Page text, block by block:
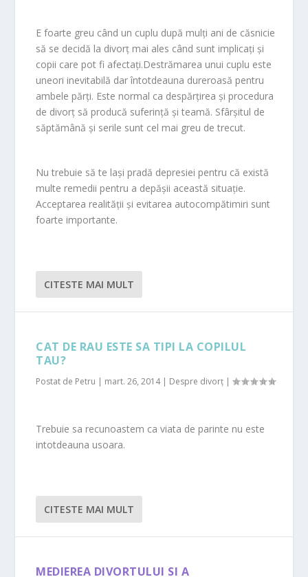
E foarte greu când un cuplu după mulţi ani de căsnicie
să se decidă la divorţ mai ales când sunt implicaţi şi
copii care pot fi afectaţi.Destrămarea unui cuplu este
uneori inevitabilă dar întotdeauna dureroasă pentru
ambele părţi. Este normal ca despărţirea şi procedura
de divorţ să producă suferinţă şi teamă. Sfârşitul de
săptămână şi serile sunt cel mai greu de trecut.
Nu trebuie să te laşi pradă depresiei pentru că există
multe remedii pentru a depăşii această situaţie.
Acceptarea realităţii şi evitarea autocompătimiri sunt
foarte importante.
CITESTE MAI MULT
CAT DE RAU ESTE SA TIPI LA COPILUL
TAU?
Postat de Petru | mart. 26, 2014| Despre divorț |
Trebuie sa recunoastem ca viata de parinte nu este
intotdeauna usoara.
CITESTE MAI MULT
MEDIEREA DIVORTULUI SI A